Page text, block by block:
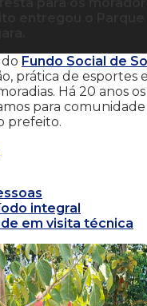
Fundo Social de
prática de esportes
Há 20 anos
para
prefeito.
integral
em visita técnica